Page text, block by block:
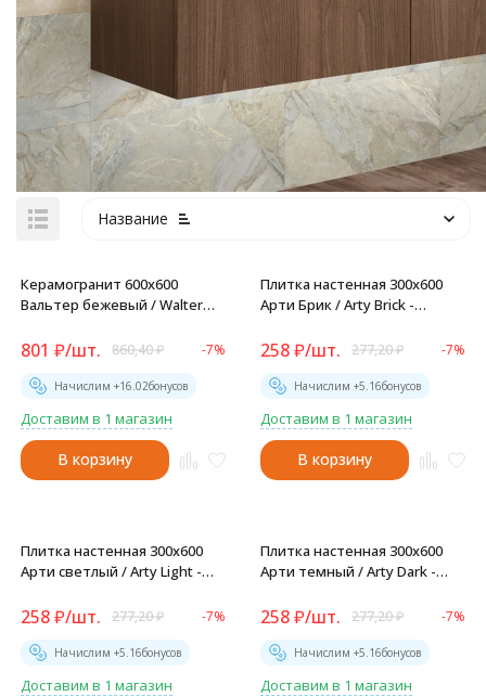
Название
Керамогранит 600x600
Вальтер бежевый / Walter
801 ₽/шт. 860,40₽ -7%
Начислим +16.02бонусов
Доставим в 1 магазин
В корзину
Плитка настенная 300x600
Арти Брик / Arty Brick -
258₽/шт. 277,20₽ -7%
Начислим +5.16бонусов
Доставим в 1 магазин
В корзину
Плитка настенная 300x600
Арти светлый / Arty Light -
258₽/шт. 277,20₽ -7%
Начислим +5.16бонусов
Доставим в 1 магазин
Плитка настенная 300x600
Арти темный / Arty Dark -
258₽/шт. 277,20₽ -7%
Начислим +5.16бонусов
Доставим в 1 магазин